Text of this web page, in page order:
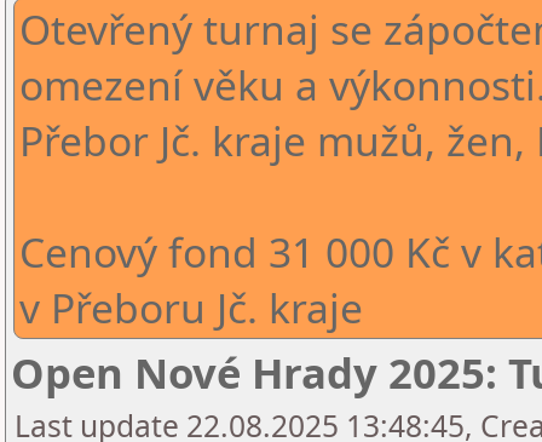
Otevřený turnaj se
omezení věku a
Přebor Jč. kraje mužů, žen,
Cenový fond 31 000 Kč v
v Přeboru Jč. kraje
Open Nové Hrady 2025:
Last update 22.08.2025 13:48:45,